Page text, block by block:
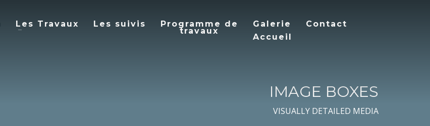
Les Travaux Les suivis Programme de
travaux
Galerie
Contact
Accueil
IMAGE BOXES
VISUALLY DETAILED MEDIA